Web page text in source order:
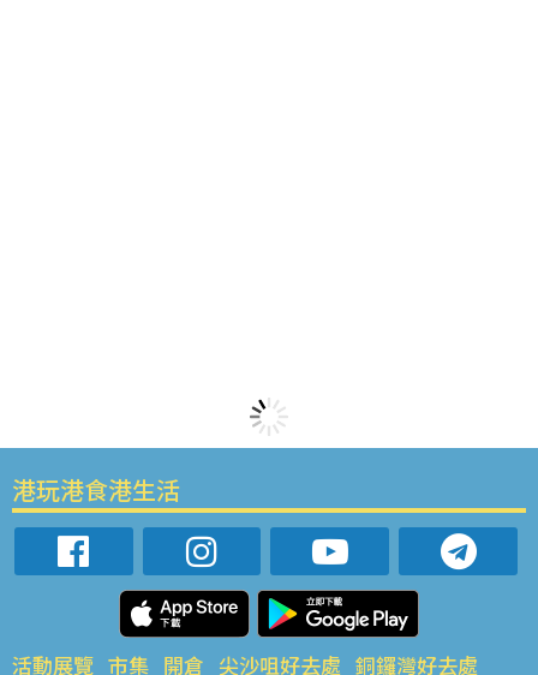
港玩港食港生活
活動展覽 市集 開倉 尖沙咀好去處 銅鑼灣好去處